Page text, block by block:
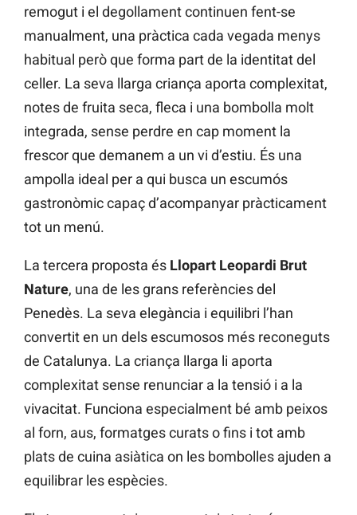
remogut i el degollament continuen fent-se
manualment, una pràctica cada vegada menys
habitual però que forma part de la identitat del
celler. La seva llarga criança aporta complexitat,
notes de fruita seca, fleca i una bombolla molt
integrada, sense perdre en cap moment la
frescor que demanem a un vi d’estiu. És una
ampolla ideal per a qui busca un escumós
gastronòmic capaç d’acompanyar pràcticament
tot un menú.
La tercera proposta és Llopart Leopardi Brut
Nature, una de les grans referències del
Penedès. La seva elegància i equilibri l’han
convertit en un dels escumosos més reconeguts
de Catalunya. La criança llarga li aporta
complexitat sense renunciar a la tensió i a la
vivacitat. Funciona especialment bé amb peixos
al forn, aus, formatges curats o fins i tot amb
plats de cuina asiàtica on les bombolles ajuden a
equilibrar les espècies.